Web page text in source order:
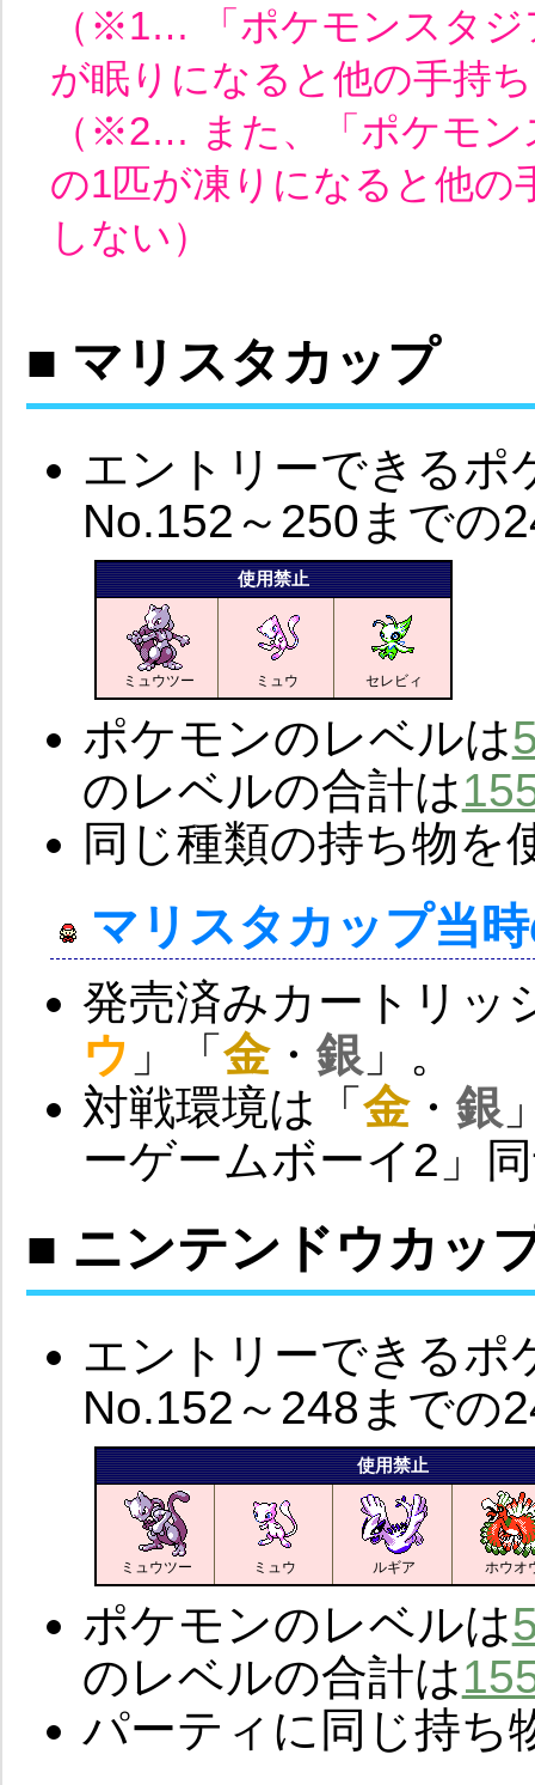
（※1… 「ポケモンスタジ
が眠りになると他の手持
（※2… また、「ポケモン
の1匹が凍りになると他の
しない）
■ マリスタカップ
エントリーできるポ
No.152～250までの
使用禁止
ミュウツー ミュウ セレビィ
ポケモンのレベルは
のレベルの合計は
同じ種類の持ち物を
マリスタカップ当
発売済みカートリッ
ウ 」「 金・ 銀 」。
対戦環境は「 金・ 銀
ーゲームボーイ2」
■ ニンテンドウカッ
エントリーできるポ
No.152～248までの
使用禁止
ミュウツー ミュウ ルギア ホウオ
ポケモンのレベルは
のレベルの合計は
パーティに同じ持ち